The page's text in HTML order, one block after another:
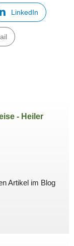
LinkedIn
- Heiler
Artikel im Blog